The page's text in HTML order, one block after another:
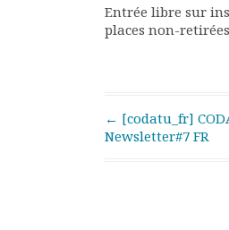
Entrée libre sur
places non-
Post
← [codatu_fr]
Newsletter#7 FR